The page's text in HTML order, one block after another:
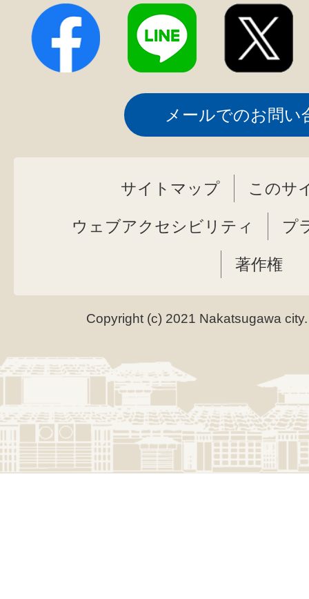
メールでのお問い
サイトマップ このサ
ウェブアクセシビリティ プ
著作権
Copyright (c) 2021 Nakatsugawa